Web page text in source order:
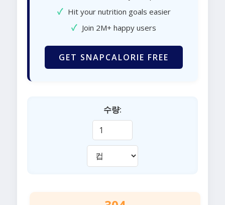
✓ Hit your nutrition goals easier
✓ Join 2M+ happy users
GET SNAPCALORIE FREE
수량: